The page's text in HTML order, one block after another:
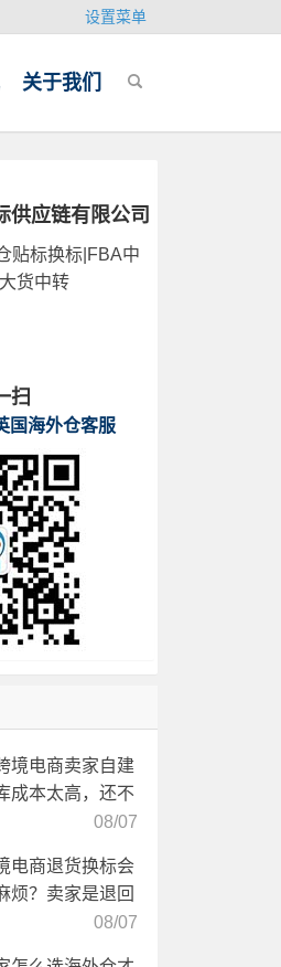
设置菜单
关于我们
供应链有限公司
贴标换标|FBA中
货中转
扫
国海外仓客服
境电商卖家自建
成本太高，还不
第三方自营海外
08/07
电商退货换标会
烦？卖家是退回
在海外直接处08/07